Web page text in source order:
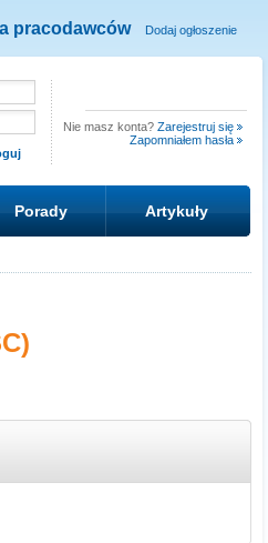
pracodawców Dodaj ogłoszenie
Nie masz konta? Zarejestruj się
Zapomniałem hasła
Porady Artykuły